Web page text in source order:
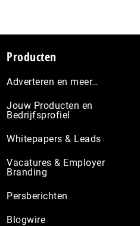
Producten
Adverteren en meer…
Jouw Producten en
Bedrijfsprofiel
Whitepapers & Leads
Vacatures & Employer
Branding
Persberichten
Blogwire